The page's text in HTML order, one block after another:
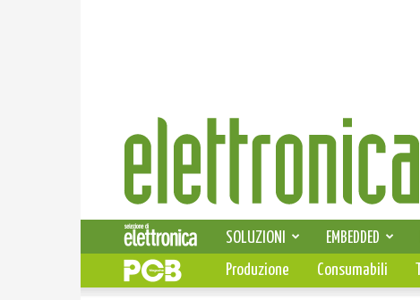
Elettronica
News
SOLUZIONI EMBEDDED
Produzione Consumabili